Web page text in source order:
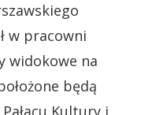
w pracowni
widokowe na
będą
Kultury i